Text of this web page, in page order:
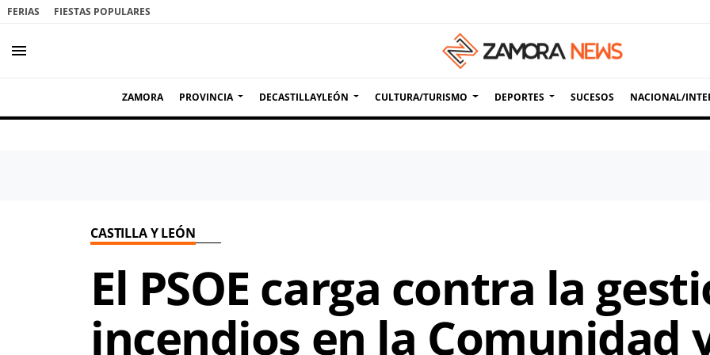
FERIAS FIESTAS POPULARES
menu
ZAMORA PROVINCIA DECASTILLAYLEÓN CULTURA/TURISMO DEPORTES SUCESOS NACIONAL/
CASTILLA Y LEÓN
El PSOE carga contra la
incendios en la Comunidad